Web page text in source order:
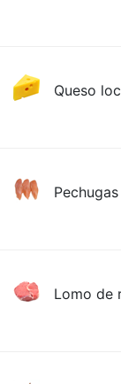
Queso
Lomo de